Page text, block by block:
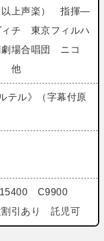
以上声楽） 指揮―
ィチ 東京フィルハ
場合唱団 ニコ
他
テル》（字幕付原
C9900
引あり 託児可